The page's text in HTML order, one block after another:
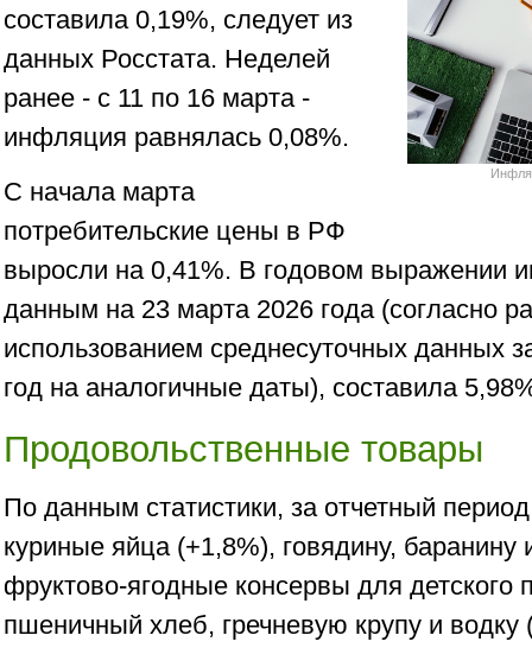
составила 0,19%, следует из
данных Росстата. Неделей
ранее - с 11 по 16 марта -
инфляция равнялась 0,08%.
С начала марта
потребительские цены в РФ
выросли на 0,41%. В годовом выражении
данным на 23 марта 2026 года (согласно
использованием среднесуточных данных
год на аналогичные даты), составила
Продовольственные товары
По данным статистики, за отчетный
куриные яйца (+1,8%), говядину, баранину
фруктово-ягодные консервы для детского
пшеничный хлеб, гречневую крупу и